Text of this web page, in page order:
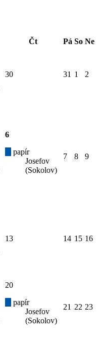
Čt Pá So Ne
30 31 1 2
6
papír
Josefov
(Sokolov)
7 8 9
13 14 15 16
20
papír
Josefov
(Sokolov)
21 22 23